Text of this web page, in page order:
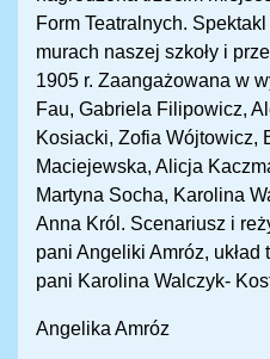
Form Teatralnych.
murach naszej szkoły i
1905 r. Zaangażowana w
Fau, Gabriela Filipowicz,
Kosiacki, Zofia Wójtowicz,
Maciejewska, Alicja
Martyna Socha, Karolina
Anna Król. Scenariusz i
pani Angeliki Amróz, układ
pani Karolina Walczyk-
Angelika Amróz